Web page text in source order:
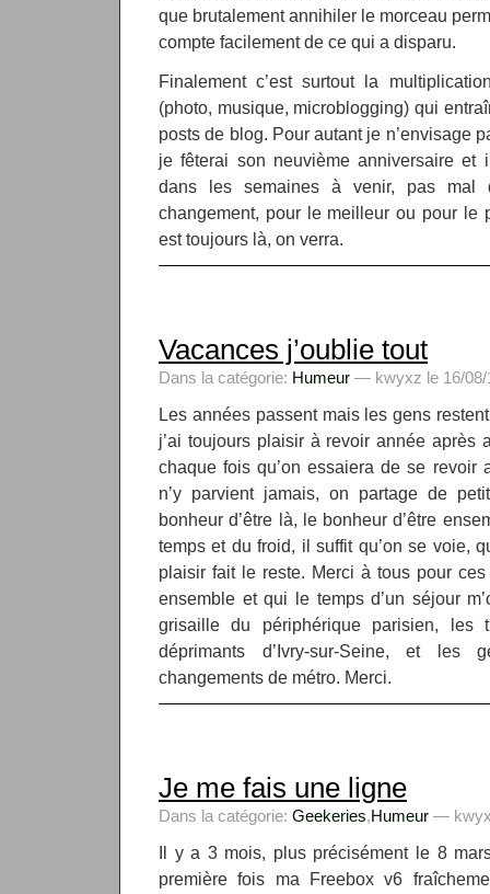
que brutalement annihiler le morceau
compte facilement de ce qui a disparu.
Finalement c’est surtout la
(photo, musique, microblogging) qui
posts de blog. Pour autant je n’envisage
je fêterai son neuvième anniversaire et
dans les semaines à venir, pas mal
changement, pour le meilleur ou pour le
est toujours là, on verra.
Vacances j’oublie tout
Dans la catégorie: Humeur — kwyxz le 16/08/
Les années passent mais les gens
j’ai toujours plaisir à revoir année après
chaque fois qu’on essaiera de se revoir
n’y parvient jamais, on partage de
bonheur d’être là, le bonheur d’être
temps et du froid, il suffit qu’on se voie,
plaisir fait le reste. Merci à tous pour
ensemble et qui le temps d’un séjour
grisaille du périphérique parisien, les
déprimants d’Ivry-sur-Seine, et les
changements de métro. Merci.
Je me fais une ligne
Dans la catégorie: Geekeries,Humeur —
Il y a 3 mois, plus précisément le 8
première fois ma Freebox v6